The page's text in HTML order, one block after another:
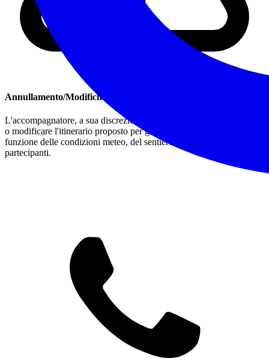
Annullamento/Modifiche
L'accompagnatore, a sua discrezione, si riserva il diritto di annullare
o modificare l'itinerario proposto per garantire la sicurezza, in
funzione delle condizioni meteo, del sentiero o degli stessi
partecipanti.